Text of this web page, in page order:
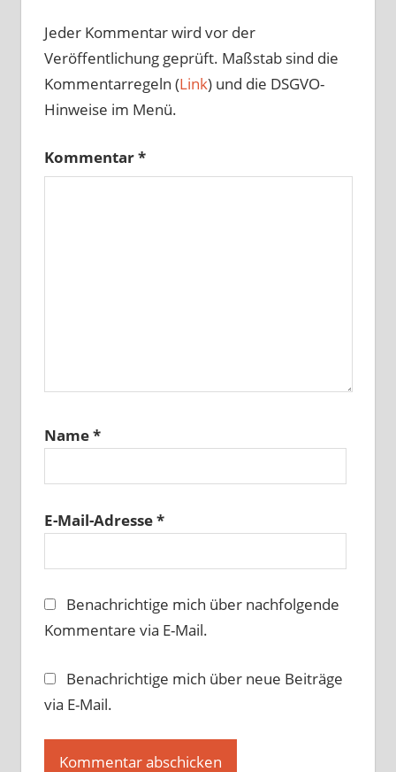
Jeder Kommentar wird vor der
Veröffentlichung geprüft. Maßstab sind die
Kommentarregeln (Link) und die DSGVO-
Hinweise im Menü.
Kommentar*
Name*
E-Mail-Adresse*
Benachrichtige mich über nachfolgende
Kommentare via E-Mail.
Benachrichtige mich über neue Beiträge
via E-Mail.